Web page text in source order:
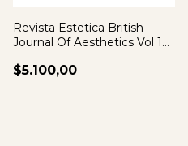
Revista Estetica British
Journal Of Aesthetics Vol 18
$5.100,00